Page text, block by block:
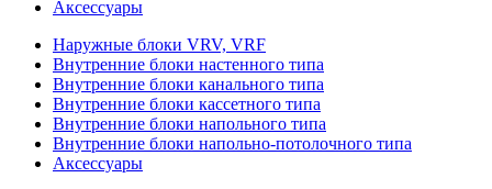
Аксессуары
Наружные блоки VRV, VRF
Внутренние блоки настенного типа
Внутренние блоки канального типа
Внутренние блоки кассетного типа
Внутренние блоки напольного типа
Внутренние блоки напольно-потолочного типа
Аксессуары